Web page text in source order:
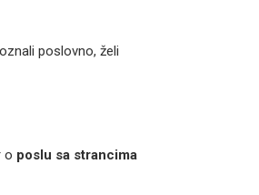
poslovno, želi
o poslu sa strancima